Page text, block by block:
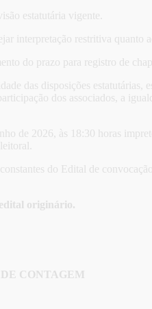
estatutária vigente.
interpretação restritiva quanto
do prazo para registro de
das disposições
dos associados, a
de 2026, às 18:30 horas
constantes do Edital de
originário.
CONTAGEM